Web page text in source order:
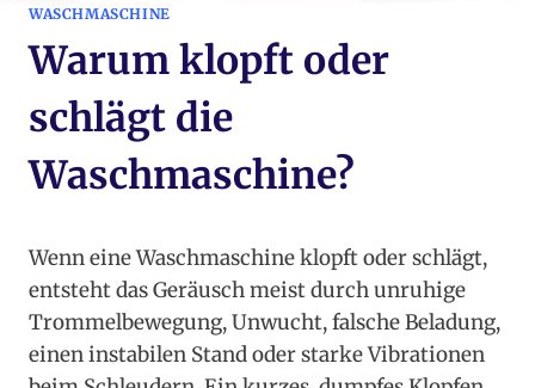
WASCHMASCHINE
Warum klopft oder
schlägt die
Waschmaschine?
Wenn eine Waschmaschine klopft oder schlägt,
entsteht das Geräusch meist durch unruhige
Trommelbewegung, Unwucht, falsche Beladung,
einen instabilen Stand oder starke Vibrationen